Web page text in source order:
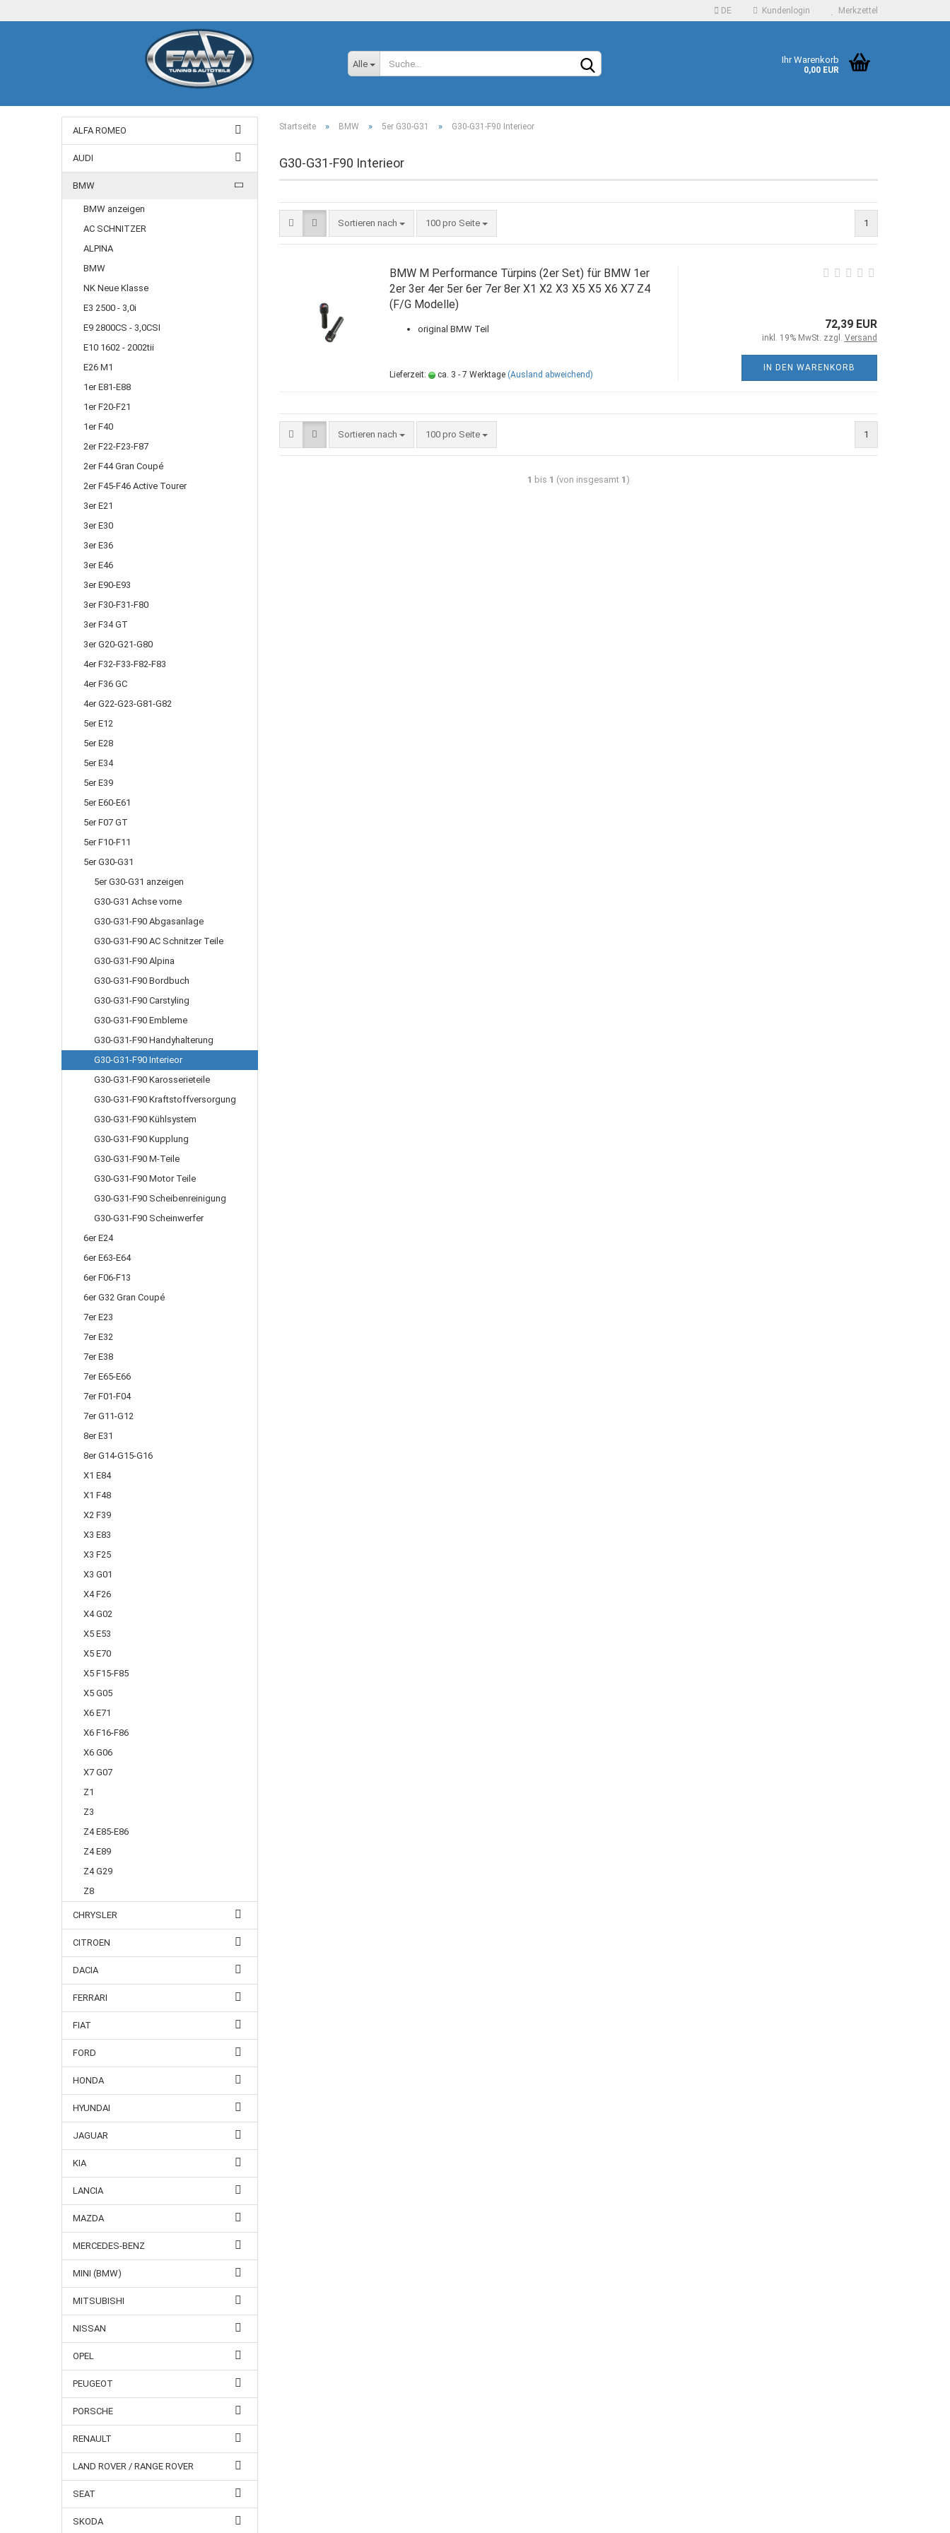
DE Kundenlogin
Konto erstellen
Merkzettel
Alle Ihr Warenkorb
0,00 EUR
Startseite » BMW » 5er G30-G31 » G30-G31-F90 Interieor
G30-G31-F90 Interieor
Sortieren nach 100 pro Seite 1
BMW M Performance Türpins (2er Set) für BMW 1er
2er 3er 4er 5er 6er 7er 8er X1 X2 X3 X5 X5 X6 X7 Z4
(F/G Modelle)
original BMW Teil
Lieferzeit: ca. 3 - 7 Werktage (Ausland abweichend)
72,39 EUR
inkl. 19% MwSt. zzgl. Versand
IN DEN WARENKORB
Sortieren nach 100 pro Seite 1
1 bis 1 (von insgesamt 1 )
ALFA ROMEO
AUDI
BMW
BMW anzeigen
AC SCHNITZER
ALPINA
BMW
NK Neue Klasse
E3 2500 - 3,0i
E9 2800CS - 3,0CSI
E10 1602 - 2002tii
E26 M1
1er E81-E88
1er F20-F21
1er F40
2er F22-F23-F87
2er F44 Gran Coupé
2er F45-F46 Active Tourer
3er E21
3er E30
3er E36
3er E46
3er E90-E93
3er F30-F31-F80
3er F34 GT
3er G20-G21-G80
4er F32-F33-F82-F83
4er F36 GC
4er G22-G23-G81-G82
5er E12
5er E28
5er E34
5er E39
5er E60-E61
5er F07 GT
5er F10-F11
5er G30-G31
5er G30-G31 anzeigen
G30-G31 Achse vorne
G30-G31-F90 Abgasanlage
G30-G31-F90 AC Schnitzer Teile
G30-G31-F90 Alpina
G30-G31-F90 Bordbuch
G30-G31-F90 Carstyling
G30-G31-F90 Embleme
G30-G31-F90 Handyhalterung
G30-G31-F90 Interieor
G30-G31-F90 Karosserieteile
G30-G31-F90 Kraftstoffversorgung
G30-G31-F90 Kühlsystem
G30-G31-F90 Kupplung
G30-G31-F90 M-Teile
G30-G31-F90 Motor Teile
G30-G31-F90 Scheibenreinigung
G30-G31-F90 Scheinwerfer
6er E24
6er E63-E64
6er F06-F13
6er G32 Gran Coupé
7er E23
7er E32
7er E38
7er E65-E66
7er F01-F04
7er G11-G12
8er E31
8er G14-G15-G16
X1 E84
X1 F48
X2 F39
X3 E83
X3 F25
X3 G01
X4 F26
X4 G02
X5 E53
X5 E70
X5 F15-F85
X5 G05
X6 E71
X6 F16-F86
X6 G06
X7 G07
Z1
Z3
Z4 E85-E86
Z4 E89
Z4 G29
Z8
CHRYSLER
CITROEN
DACIA
FERRARI
FIAT
FORD
HONDA
HYUNDAI
JAGUAR
KIA
LANCIA
MAZDA
MERCEDES-BENZ
MINI (BMW)
MITSUBISHI
NISSAN
OPEL
PEUGEOT
PORSCHE
RENAULT
LAND ROVER / RANGE ROVER
SEAT
SKODA